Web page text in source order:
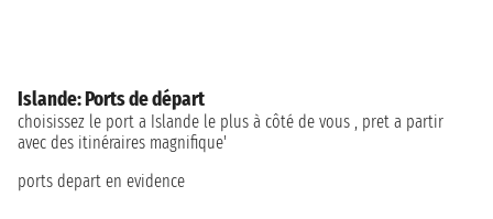
Islande: Ports de départ
choisissez le port a Islande le plus à côté de vous , pret a partir
avec des itinéraires magnifique'
ports depart en evidence